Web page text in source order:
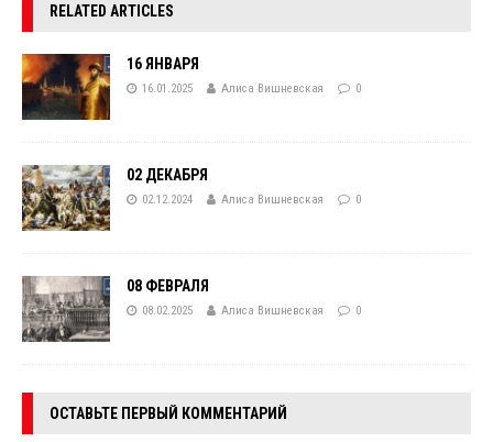
RELATED ARTICLES
16 ЯНВАРЯ
16.01.2025 Алиса Вишневская 0
02 ДЕКАБРЯ
02.12.2024 Алиса Вишневская 0
08 ФЕВРАЛЯ
08.02.2025 Алиса Вишневская 0
ОСТАВЬТЕ ПЕРВЫЙ КОММЕНТАРИЙ